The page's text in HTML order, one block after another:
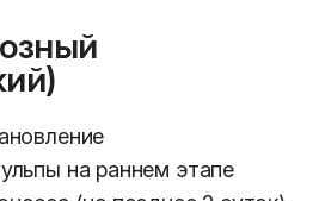
на раннем этапе